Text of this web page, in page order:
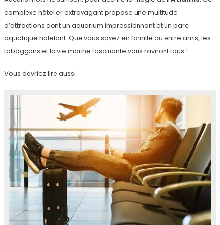
complexe hôtelier extravagant propose une multitude
d’attractions dont un aquarium impressionnant et un parc
aquatique haletant. Que vous soyez en famille ou entre amis, les
toboggans et la vie marine fascinante vous raviront tous !
Vous devriez lire aussi